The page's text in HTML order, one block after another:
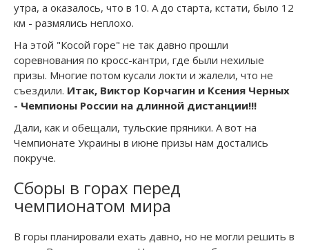
утра, а оказалось, что в 10. А до старта, кстати, было 12
км - размялись неплохо.
На этой "Косой горе" не так давно прошли
соревнования по кросс-кантри, где были нехилые
призы. Многие потом кусали локти и жалели, что не
съездили. Итак, Виктор Корчагин и Ксения Черных
- Чемпионы России на длинной дистанции!!!
Дали, как и обещали, тульские пряники. А вот на
Чемпионате Украины в июне призы нам достались
покруче.
Cборы в горах перед
чемпионатом мира
В горы планировали ехать давно, но не могли решить в